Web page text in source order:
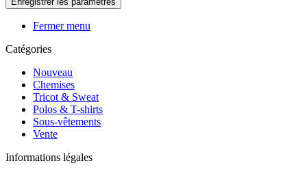
Fermer menu
Catégories
Nouveau
Chemises
Tricot & Sweat
Polos & T-shirts
Sous-vêtements
Vente
Informations légales